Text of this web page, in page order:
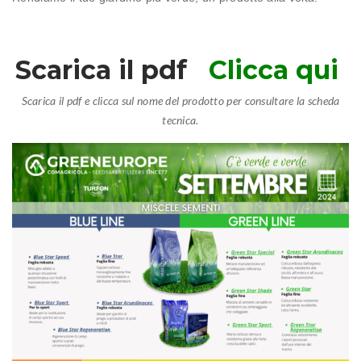
Scarica il pdf Clicca qui
Scarica il pdf e clicca sul nome del prodotto per consultare la scheda
tecnica.